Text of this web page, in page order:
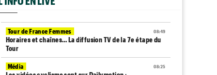
08:49
Tour de France Femmes
Horaires et chaînes… La diffusion TV de la 7e étape du
Tour
08:25
Média